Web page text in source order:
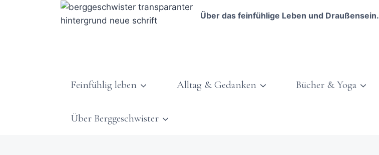
Über das feinfühlige Leben und Draußensein.
Feinfühlig leben Alltag & Gedanken Bücher & Yoga
Über Berggeschwister